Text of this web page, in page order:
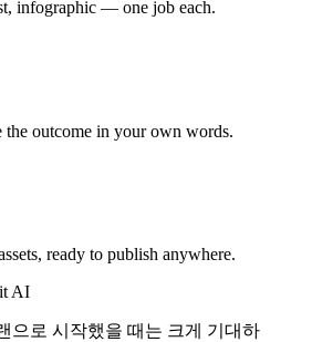
infographic — one job each.
the outcome in your own words.
ready to publish anywhere.
AI
으로 시작했을 때는 크게 기대하